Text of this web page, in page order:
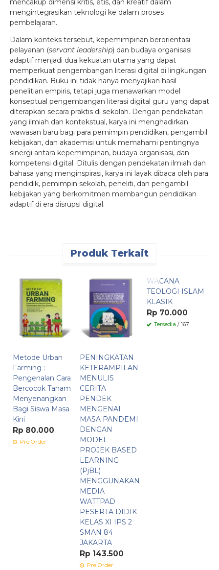
mencakup dimensi kritis, etis, dan kreatif dalam
mengintegrasikan teknologi ke dalam proses
pembelajaran.
Dalam konteks tersebut, kepemimpinan berorientasi
pelayanan (servant leadership) dan budaya organisasi
adaptif menjadi dua kekuatan utama yang dapat
memperkuat pengembangan literasi digital di lingkungan
pendidikan. Buku ini tidak hanya menyajikan hasil
penelitian empiris, tetapi juga menawarkan model
konseptual pengembangan literasi digital guru yang dapat
diterapkan secara praktis di sekolah. Dengan pendekatan
yang ilmiah dan kontekstual, karya ini menghadirkan
wawasan baru bagi para pemimpin pendidikan, pengambil
kebijakan, dan akademisi untuk memahami pentingnya
sinergi antara kepemimpinan, budaya organisasi, dan
kompetensi digital. Ditulis dengan pendekatan ilmiah dan
bahasa yang menginspirasi, karya ini layak dibaca oleh para
pendidik, pemimpin sekolah, peneliti, dan pengambil
kebijakan yang berkomitmen membangun pendidikan
adaptif di era disrupsi digital.
Produk Terkait
Metode Urban
Farming :
Pengenalan Cara
Bercocok Tanam
Menyenangkan
Bagi Siswa Masa
Kini
Rp 80.000
Pre Order
PENINGKATAN
KETERAMPILAN
MENULIS
CERITA
PENDEK
MENGENAI
MASA PANDEMI
DENGAN
MODEL
PROJEK BASED
LEARNING
(PjBL)
MENGGUNAKAN
MEDIA
WATTPAD
PESERTA DIDIK
KELAS XI IPS 2
SMAN 84
JAKARTA
Rp 143.500
Pre Order
WACANA
TEOLOGI ISLAM
KLASIK
Rp 70.000
Tersedia / 167